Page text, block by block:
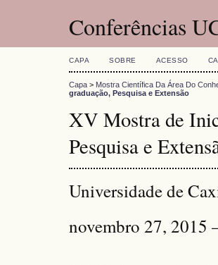
Conferências
CAPA SOBRE ACESSO
Capa > Mostra Científica Da Área Do
graduação, Pesquisa e Extensão
XV Mostra de
Pesquisa e
Universidade de
novembro 27, 2015